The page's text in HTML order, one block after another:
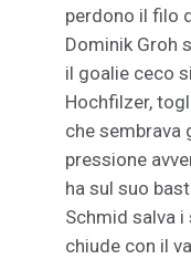
perdono il filo
Dominik Groh
il goalie ceco
Hochfilzer,
che sembrava
pressione
ha sul suo
Schmid salva
chiude con il